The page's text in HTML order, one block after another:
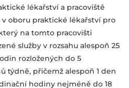
lékařství a pracoviště
oboru praktické lékařství pro
na tomto pracovišti
služby v rozsahu alespoň 25
rozložených do 5
týdně, přičemž alespoň 1 den
hodiny nejméně do 18